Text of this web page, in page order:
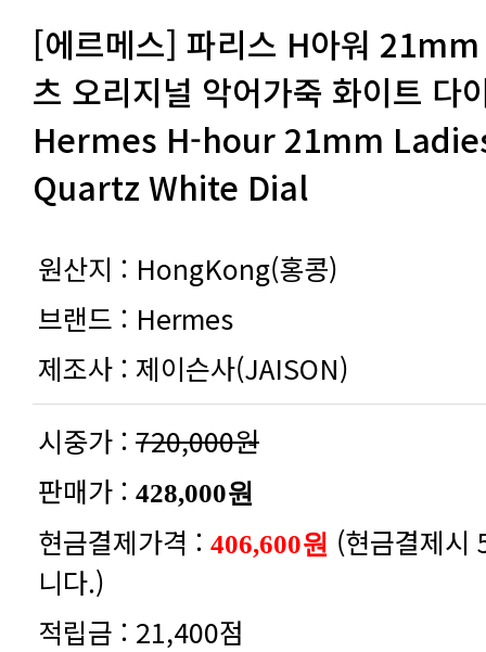
Quartz White Dial
원산지 : HongKong(홍콩)
브랜드 : Hermes
제조사 : 제이슨사(JAISON)
시중가 : 720,000원
판매가 : 428,000원
현금결제가격 : 406,600원
니다.)
적립금 : 21,400점